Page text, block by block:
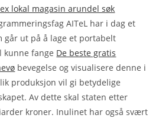
lokal magasin arundel søk
AITeL har i dag et
går ut på å lage et portabelt
kunne fange De beste gratis
bevegelse og visualisere denne i
produksjon vil gi betydelige
Av dette skal staten etter
kroner. Inulinet har også svært